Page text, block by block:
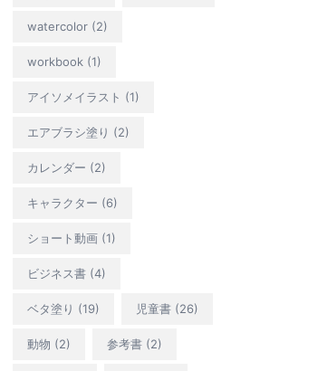
watercolor(2)
workbook (1)
アイソメイラスト (1)
エアブラシ塗り (2)
カレンダー (2)
キャラクター (6)
ショート動画(1)
ビジネス書(4)
ベタ塗り (19) 児童書(26)
動物 (2) 参考書(2)